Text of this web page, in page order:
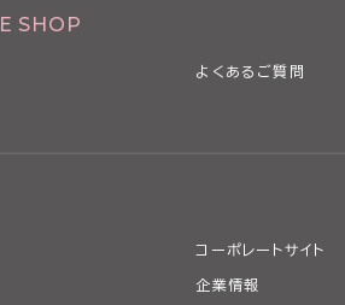
SHOP
よくあるご質問
コーポレートサイト
企業情報